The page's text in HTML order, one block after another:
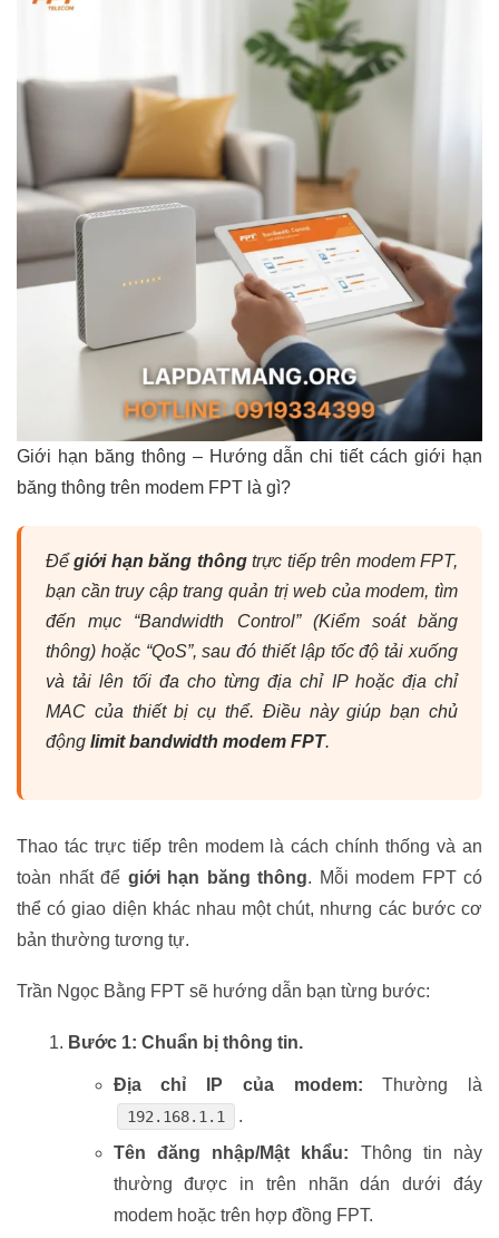
Giới hạn băng thông – Hướng dẫn chi tiết cách giới hạn
băng thông trên modem FPT là gì?
Đểgiới hạn băng thôngtrực tiếp trên modem FPT,
bạn cần truy cập trang quản trị web của modem, tìm
đến mục “Bandwidth Control” (Kiểm soát băng
thông) hoặc “QoS”, sau đó thiết lập tốc độ tải xuống
và tải lên tối đa cho từng địa chỉ IP hoặc địa chỉ
MAC của thiết bị cụ thể. Điều này giúp bạn chủ
động limit bandwidth modem FPT.
Thao tác trực tiếp trên modem là cách chính thống và an
toàn nhất để giới hạn băng thông. Mỗi modem FPT có
thể có giao diện khác nhau một chút, nhưng các bước cơ
bản thường tương tự.
Trần Ngọc Bằng FPT sẽ hướng dẫn bạn từng bước:
Bước 1: Chuẩn bị thông tin.
Địa chỉ IP của modem: Thường là
192.168.1.1
.
Tên đăng nhập/Mật khẩu: Thông tin này
thường được in trên nhãn dán dưới đáy
modem hoặc trên hợp đồng FPT.